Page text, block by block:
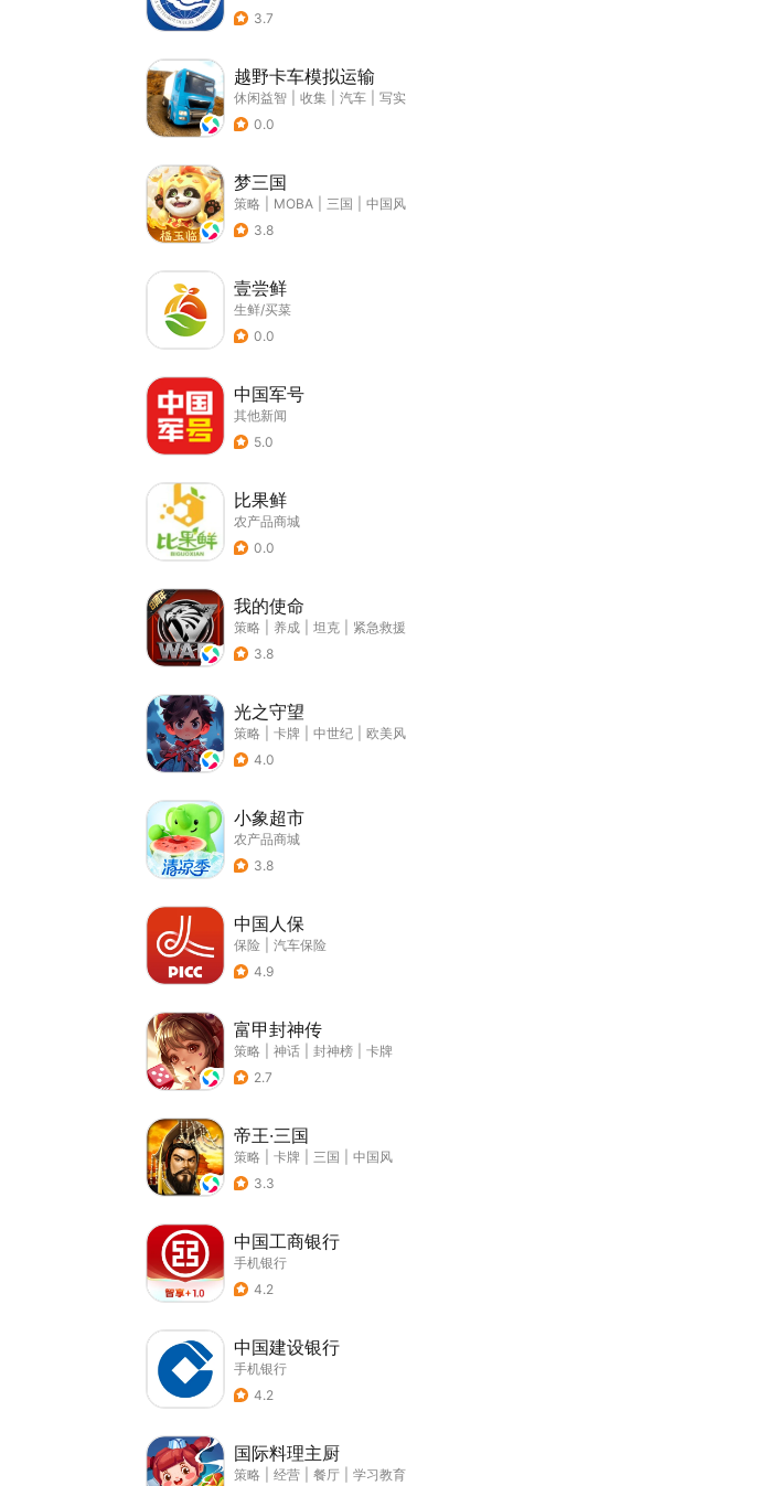
3.7
越野卡车模拟运输
休闲益智 收集 汽车
写实
0.0
梦三国
策略 MOBA 三国
中国风
3.8
壹尝鲜
生鲜/买菜
0.0
中国军号
其他新闻
5.0
比果鲜
农产品商城
0.0
我的使命
策略 养成 坦克
紧急救援
3.8
光之守望
策略 卡牌 中世纪
欧美风
4.0
小象超市
农产品商城
3.8
中国人保
保险
汽车保险
4.9
富甲封神传
策略 神话 封神榜
卡牌
2.7
帝王·三国
策略 卡牌 三国
中国风
3.3
中国工商银行
手机银行
4.2
中国建设银行
手机银行
4.2
国际料理主厨
策略 经营 餐厅 学习教育